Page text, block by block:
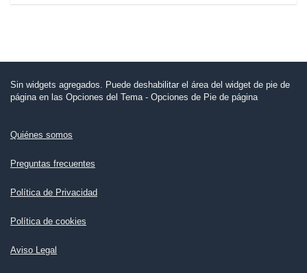
Sin widgets agregados. Puede deshabilitar el área del widget de pie de
página en las Opciones del Tema - Opciones de Pie de página
Quiénes somos
Preguntas frecuentes
Política de Privacidad
Política de cookies
Aviso Legal